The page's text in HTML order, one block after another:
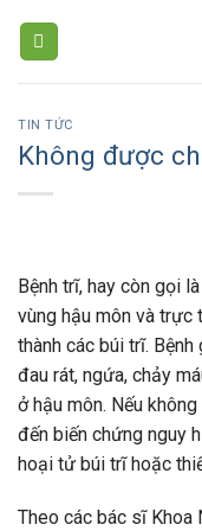
TIN TỨC
Không được
Bệnh trĩ, hay còn gọi
vùng hậu môn và trực
thành các búi trĩ.
đau rát, ngứa, chảy
ở hậu môn. Nếu
đến biến chứng nguy
hoại tử búi trĩ hoặc
Theo các bác sĩ Khoa